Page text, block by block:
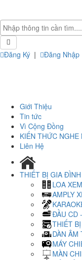
Đăng Ký | Đăng Nhập
Giới Thiệu
Tin tức
Vì Cộng Đồng
KIẾN THỨC NGHE
Liên Hệ
THIẾT BỊ GIA ĐÌNH
LOA
AMPLY
ĐẦU CD
THIẾT
DÀN ÂM
MÁY
MÀN